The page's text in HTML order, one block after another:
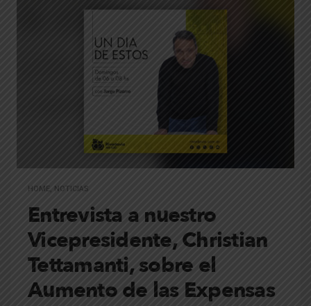
HOME, NOTICIAS
Entrevista a nuestro
Vicepresidente, Christian
Tettamanti, sobre el
Aumento de las Expensas